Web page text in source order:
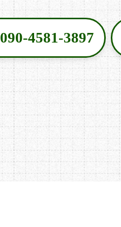
090-4581-3897